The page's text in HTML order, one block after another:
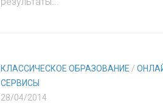
КЛАССИЧЕСКОЕ ОБРАЗОВАНИЕ /
СЕРВИСЫ
28/04/2014